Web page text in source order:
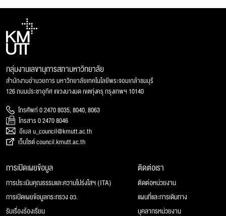
กลุ่มงานเลขานุการสภามหาวิทยาลัย
สำนักงานอำนวยการ มหาวิทยาลัยเทคโนโลยีพระจอมเกล้าธนบุรี
126 ถนนประชาอุทิศ แขวงบางมด เขตทุ่งครุ กรุงเทพฯ 10140
โทรศัพท์ 0 2470 8035, 8040, 8063
โทรสาร 0 2470 8046
อีเมล u_council@kmutt.ac.th
เว็บไซต์ council.kmutt.ac.th
การเปิดเผยข้อมูล
การประเมินคุณธรรมและความโปร่งใสฯ (ITA)
การเปิดเผยข้อมูลกระทรวง อว.
รับเรื่องร้องเรียน
ติดต่อเรา
ติดต่อหน่วยงาน
แผนที่และการเดินทาง
บุคลากรหน่วยงาน